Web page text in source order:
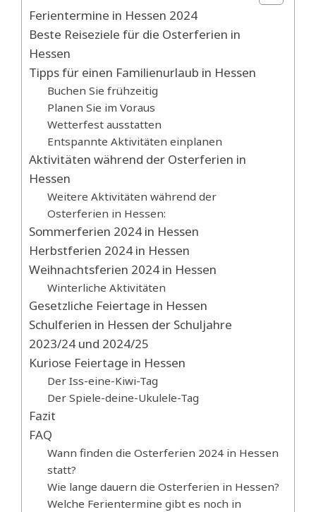
Ferientermine in Hessen 2024
Beste Reiseziele für die Osterferien in
Hessen
Tipps für einen Familienurlaub in Hessen
Buchen Sie frühzeitig
Planen Sie im Voraus
Wetterfest ausstatten
Entspannte Aktivitäten einplanen
Aktivitäten während der Osterferien in
Hessen
Weitere Aktivitäten während der
Osterferien in Hessen:
Sommerferien 2024 in Hessen
Herbstferien 2024 in Hessen
Weihnachtsferien 2024 in Hessen
Winterliche Aktivitäten
Gesetzliche Feiertage in Hessen
Schulferien in Hessen der Schuljahre
2023/24 und 2024/25
Kuriose Feiertage in Hessen
Der Iss-eine-Kiwi-Tag
Der Spiele-deine-Ukulele-Tag
Fazit
FAQ
Wann finden die Osterferien 2024 in Hessen
statt?
Wie lange dauern die Osterferien in Hessen?
Welche Ferientermine gibt es noch in